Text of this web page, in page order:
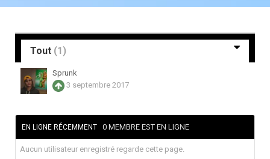
Tout (1)
Sprunk
3 septembre 2017
EN LIGNE RÉCEMMENT 0 MEMBRE EST EN LIGNE
Aucun utilisateur enregistré regarde cette page.